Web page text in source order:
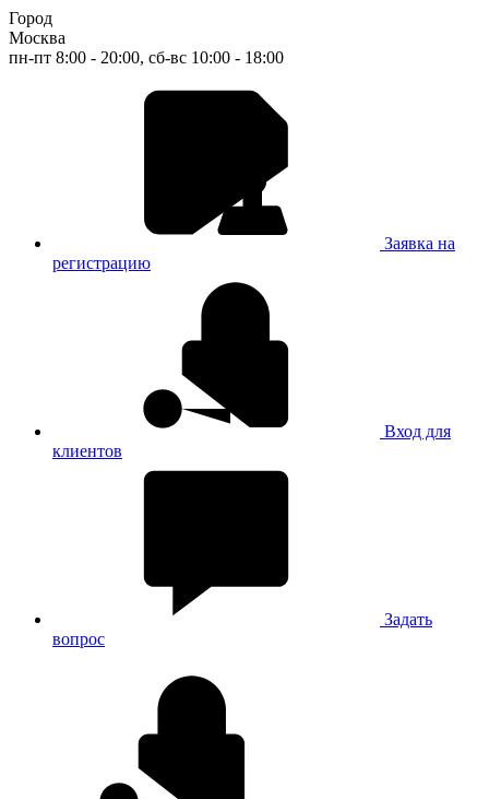
Город
Москва
пн-пт 8:00 - 20:00, сб-вс 10:00 - 18:00
Заявка на
регистрацию
Вход для
клиентов
Задать
вопрос